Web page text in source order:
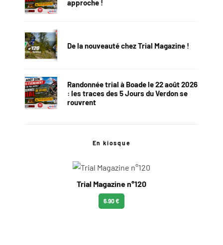
approche !
De la nouveauté chez Trial Magazine !
Randonnée trial à Boade le 22 août 2026
: les traces des 5 Jours du Verdon se
rouvrent
En kiosque
Trial Magazine n°120
6.90 €